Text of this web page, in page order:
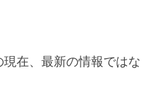
在、最新の情報ではな